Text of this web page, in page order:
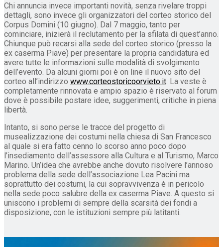
Chi annuncia invece importanti novità, senza rivelare troppi
dettagli, sono invece gli organizzatori del corteo storico del
Corpus Domini (10 giugno). Dal 7 maggio, tanto per
cominciare, inizierà il reclutamento per la sfilata di quest’anno.
Chiunque può recarsi alla sede del corteo storico (presso la
ex caserma Piave) per presentare la propria candidatura ed
avere tutte le informazioni sulle modalità di svolgimento
dell’evento. Da alcuni giorni poi è on line il nuovo sito del
corteo all’indirizzo www.corteostoricoorvieto.it. La veste è
completamente rinnovata e ampio spazio è riservato al forum
dove è possibile postare idee, suggerimenti, critiche in piena
libertà.
Intanto, si sono perse le tracce del progetto di
musealizzazione dei costumi nella chiesa di San Francesco
al quale si era fatto cenno lo scorso anno poco dopo
l’insediamento dell’assessore alla Cultura e al Turismo, Marco
Marino. Un’idea che avrebbe anche dovuto risolvere l’annoso
problema della sede dell’associazione Lea Pacini ma
soprattutto dei costumi, la cui sopravvivenza è in pericolo
nella sede poco salubre della ex caserma Piave. A questo si
uniscono i problemi di sempre della scarsità dei fondi a
disposizione, con le istituzioni sempre più latitanti.